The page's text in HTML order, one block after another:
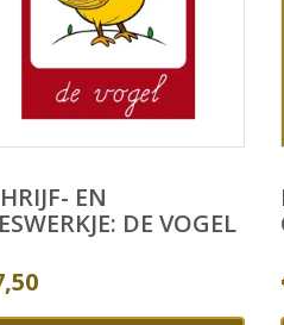
EN
DE VOGEL